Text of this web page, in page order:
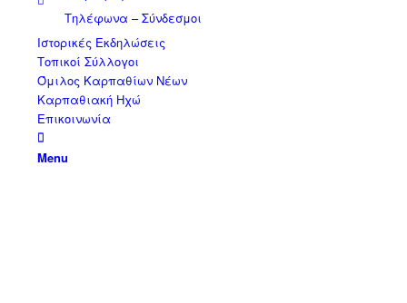
Τηλέφωνα – Σύνδεσμοι
Ιστορικές Εκδηλώσεις
Τοπικοί Σύλλογοι
Όμιλος Καρπαθίων Νέων
Καρπαθιακή Ηχώ
Επικοινωνία
Menu